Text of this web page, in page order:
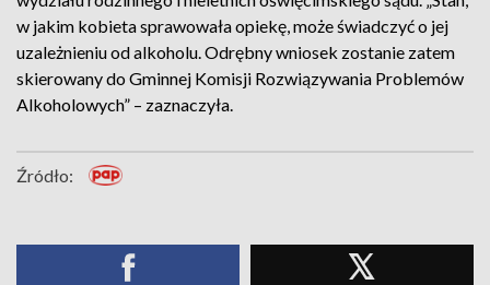
w jakim kobieta sprawowała opiekę, może świadczyć o jej
uzależnieniu od alkoholu. Odrębny wniosek zostanie zatem
skierowany do Gminnej Komisji Rozwiązywania Problemów
Alkoholowych” – zaznaczyła.
Źródło: